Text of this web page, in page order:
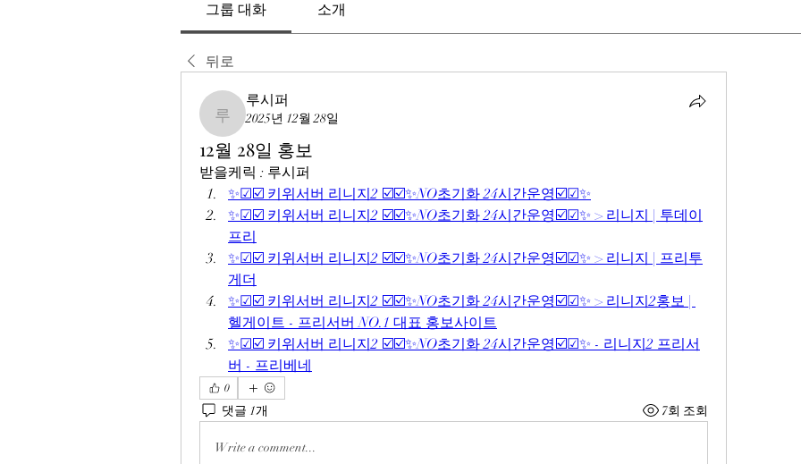
그룹 대화 소개
뒤로
루시퍼
루시퍼
2025년 12월 28일
12월 28일 홍보
받을케릭 : 루시퍼
✨☑☑️ 키위서버 리니지2 ☑️☑️✨NO초기화 24시간운영☑️☑✨
✨☑☑️ 키위서버 리니지2 ☑️☑️✨NO초기화 24시간운영☑️☑✨ > 리니지 | 투데이
프리
✨☑☑️ 키위서버 리니지2 ☑️☑️✨NO초기화 24시간운영☑️☑✨ > 리니지 | 프리투
게더
✨☑☑️ 키위서버 리니지2 ☑️☑️✨NO초기화 24시간운영☑️☑✨ > 리니지2홍보 |
헬게이트 - 프리서버 NO.1 대표 홍보사이트
✨☑☑️ 키위서버 리니지2 ☑️☑️✨NO초기화 24시간운영☑️☑✨ - 리니지2 프리서
버 - 프리베네
0
댓글 1개 7회 조회
Write a comment...